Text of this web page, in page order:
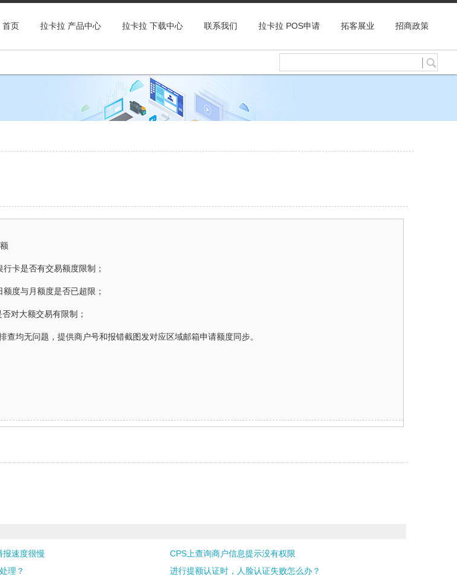
首页 拉卡拉 产品中心 拉卡拉 下载中心 联系我们 拉卡拉 POS申请 拓客展业 招商政策
卡是否有交易额度限制；
度与月额度是否已超限；
对大额交易有限制；
查均无问题，提供商户号和报错截图发对应区域邮箱申请额度同步。
报速度很慢
CPS上查询商户信息提示没有权限
理？
进行提额认证时，人脸认证失败怎么办？